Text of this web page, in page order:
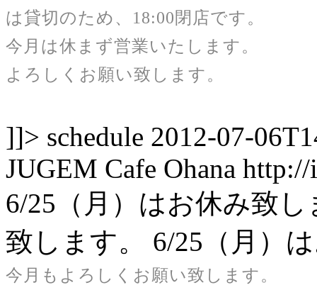
は貸切のため、18:00閉店です。
今月は休まず営業いたします。
よろしくお願い致します。
]]> schedule 2012-07-
JUGEM Cafe Ohana http://
6/25（月）はお休み致
致します。
6/25（月）
今月もよろしくお願い致します。